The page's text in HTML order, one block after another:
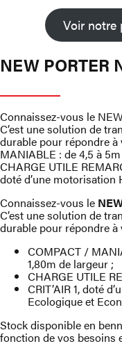
Voir notre
NEW PORTER
Connaissez-vous le
C’est une solution de
durable pour répondre
MANIABLE : de 4,5 à
CHARGE UTILE
doté d’une motorisation
Connaissez-vous le
C’est une solution de
durable pour répondre
COMPACT /
1,80m de largeur ;
CHARGE UTILE
CRIT’AIR 1, doté
Ecologique et
Stock disponible en
fonction de vos besoins